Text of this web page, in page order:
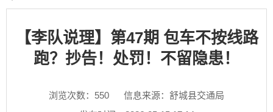
【李队说理】第47期 包车不按线路
跑？抄告！处罚！不留隐患！
浏览次数： 550
信息来源：舒城县交通局